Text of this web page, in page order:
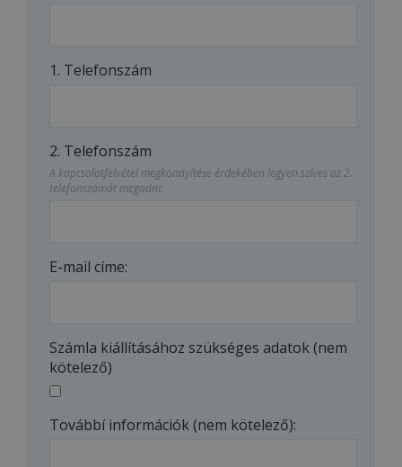
1. Telefonszám
2. Telefonszám
A kapcsolatfelvétel megkönnyítése érdekében legyen szíves az 2.
telefonszámát megadni:
E-mail címe:
Számla kiállításához szükséges adatok (nem
kötelező)
Továbbí információk (nem kötelező):